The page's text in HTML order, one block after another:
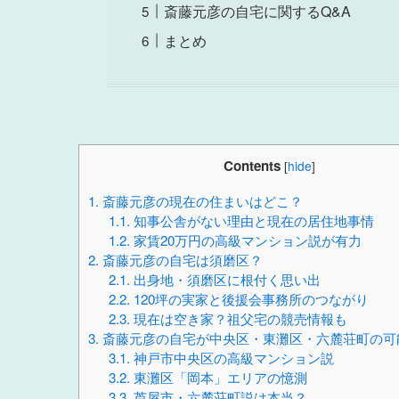
斎藤元彦の自宅に関するQ&A
まとめ
Contents [hide]
1. 斎藤元彦の現在の住まいはどこ？
1.1. 知事公舎がない理由と現在の居住地事情
1.2. 家賃20万円の高級マンション説が有力
2. 斎藤元彦の自宅は須磨区？
2.1. 出身地・須磨区に根付く思い出
2.2. 120坪の実家と後援会事務所のつながり
2.3. 現在は空き家？祖父宅の競売情報も
3. 斎藤元彦の自宅が中央区・東灘区・六麓荘町の
3.1. 神戸市中央区の高級マンション説
3.2. 東灘区「岡本」エリアの憶測